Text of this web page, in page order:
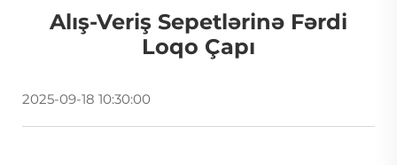
Alış-Veriş Sepetlərinə Fərdi
Loqo Çapı
2025-09-18 10:30:00